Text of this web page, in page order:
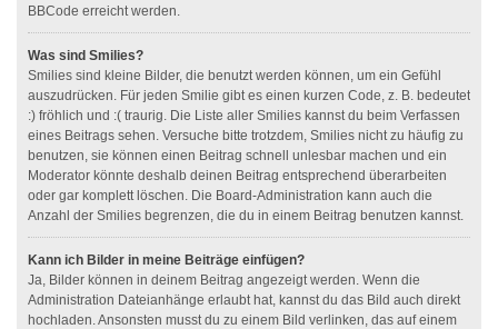
BBCode erreicht werden.
Was sind Smilies?
Smilies sind kleine Bilder, die benutzt werden können, um ein Gefühl
auszudrücken. Für jeden Smilie gibt es einen kurzen Code, z. B. bedeutet
:) fröhlich und :( traurig. Die Liste aller Smilies kannst du beim Verfassen
eines Beitrags sehen. Versuche bitte trotzdem, Smilies nicht zu häufig zu
benutzen, sie können einen Beitrag schnell unlesbar machen und ein
Moderator könnte deshalb deinen Beitrag entsprechend überarbeiten
oder gar komplett löschen. Die Board-Administration kann auch die
Anzahl der Smilies begrenzen, die du in einem Beitrag benutzen kannst.
Kann ich Bilder in meine Beiträge einfügen?
Ja, Bilder können in deinem Beitrag angezeigt werden. Wenn die
Administration Dateianhänge erlaubt hat, kannst du das Bild auch direkt
hochladen. Ansonsten musst du zu einem Bild verlinken, das auf einem